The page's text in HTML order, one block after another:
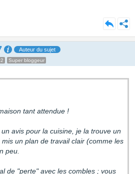
Auteur du sujet
Super bloggeur
tant attendue !
avis pour la cuisine, je la trouve un
un plan de travail clair (comme les
peu.
de "perte" avec les combles ; vous